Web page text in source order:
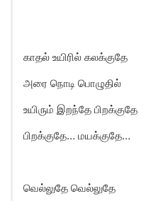
காதல் உயிரில் கலக்குதே
அரை நொடி பொழுதில்
உயிரும் இறந்தே பிறக்குதே
பிறக்குதே… மயக்குதே…
வெல்லுதே வெல்லுதே